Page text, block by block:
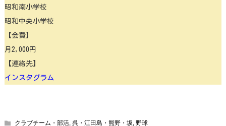
昭和南小学校
昭和中央小学校
【会費】
月2,000円
【連絡先】
インスタグラム
クラブチーム・部活,呉・江田島・熊野・坂,野球